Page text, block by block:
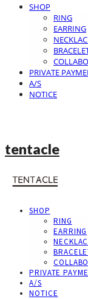
SHOP
RING
EARRING
PRIVATE
A/S
NOTICE
tentacle
SHOP
RING
EARRING
PRIVATE
A/S
NOTICE